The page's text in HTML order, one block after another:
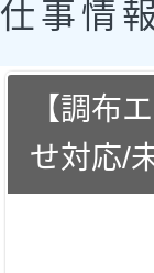
仕事情
【調布
せ対応/